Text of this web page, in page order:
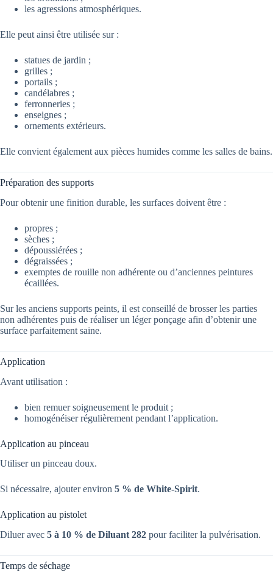
les agressions atmosphériques.
Elle peut ainsi être utilisée sur :
statues de jardin ;
grilles ;
portails ;
candélabres ;
ferronneries ;
enseignes ;
ornements extérieurs.
Elle convient également aux pièces humides comme les salles de bains.
Préparation des supports
Pour obtenir une finition durable, les surfaces doivent être :
propres ;
sèches ;
dépoussiérées ;
dégraissées ;
exemptes de rouille non adhérente ou d’anciennes peintures
écaillées.
Sur les anciens supports peints, il est conseillé de brosser les parties
non adhérentes puis de réaliser un léger ponçage afin d’obtenir une
surface parfaitement saine.
Application
Avant utilisation :
bien remuer soigneusement le produit ;
homogénéiser régulièrement pendant l’application.
Application au pinceau
Utiliser un pinceau doux.
Si nécessaire, ajouter environ 5 % de White-Spirit.
Application au pistolet
Diluer avec 5 à 10 % de Diluant 282 pour faciliter la pulvérisation.
Temps de séchage